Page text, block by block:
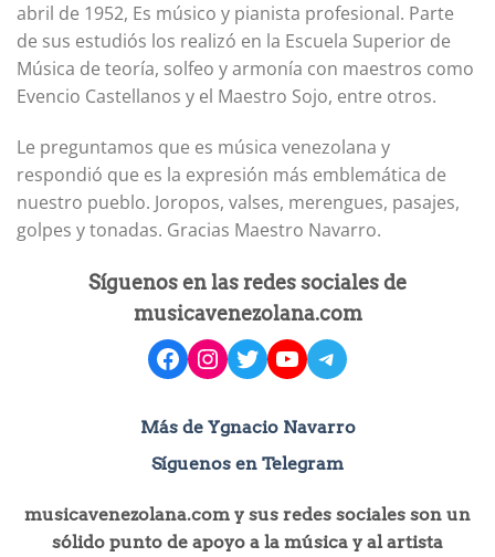
abril de 1952, Es músico y pianista profesional. Parte
de sus estudiós los realizó en la Escuela Superior de
Música de teoría, solfeo y armonía con maestros como
Evencio Castellanos y el Maestro Sojo, entre otros.
Le preguntamos que es música venezolana y
respondió que es la expresión más emblemática de
nuestro pueblo. Joropos, valses, merengues, pasajes,
golpes y tonadas. Gracias Maestro Navarro.
Síguenos en las redes sociales de
musicavenezolana.com
facebook
instagram
Twitter
YouTube
Telegram
Más de Ygnacio Navarro
Síguenos en Telegram
musicavenezolana.com y sus redes sociales son un
sólido punto de apoyo a la música y al artista